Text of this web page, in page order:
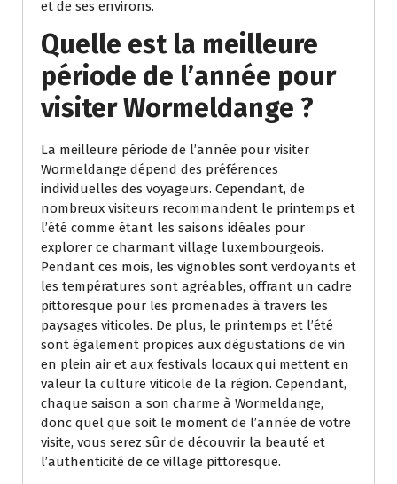
et de ses environs.
Quelle est la meilleure
période de l’année pour
visiter Wormeldange ?
La meilleure période de l’année pour visiter
Wormeldange dépend des préférences
individuelles des voyageurs. Cependant, de
nombreux visiteurs recommandent le printemps et
l’été comme étant les saisons idéales pour
explorer ce charmant village luxembourgeois.
Pendant ces mois, les vignobles sont verdoyants et
les températures sont agréables, offrant un cadre
pittoresque pour les promenades à travers les
paysages viticoles. De plus, le printemps et l’été
sont également propices aux dégustations de vin
en plein air et aux festivals locaux qui mettent en
valeur la culture viticole de la région. Cependant,
chaque saison a son charme à Wormeldange,
donc quel que soit le moment de l’année de votre
visite, vous serez sûr de découvrir la beauté et
l’authenticité de ce village pittoresque.